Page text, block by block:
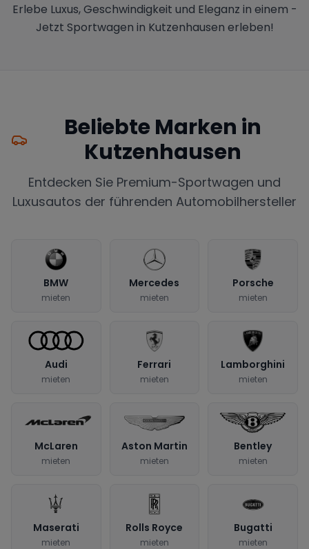
Erlebe Luxus, Geschwindigkeit und Eleganz in einem -
Jetzt Sportwagen in Kutzenhausen erleben!
Beliebte Marken in
Kutzenhausen
Entdecken Sie Premium-Sportwagen und
Luxusautos der führenden Automobilhersteller
BMW
mieten
Mercedes
mieten
Porsche
mieten
Audi
mieten
Ferrari
mieten
Lamborghini
mieten
McLaren
mieten
Aston Martin
mieten
Bentley
mieten
Maserati
mieten
Rolls Royce
mieten
Bugatti
mieten